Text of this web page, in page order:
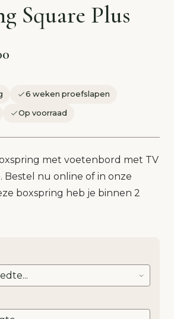
Square Plus
6 weken proefslapen
Op voorraad
met voetenbord met TV
Bestel nu online of in onze
boxspring heb je binnen 2